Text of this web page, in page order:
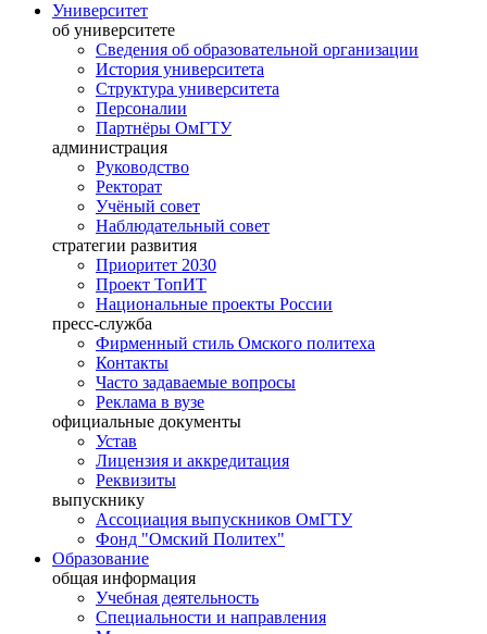
Университет
об университете
Сведения об образовательной организации
История университета
Структура университета
Персоналии
Партнёры ОмГТУ
администрация
Руководство
Ректорат
Учёный совет
Наблюдательный совет
стратегии развития
Приоритет 2030
Проект ТопИТ
Национальные проекты России
пресс-служба
Фирменный стиль Омского политеха
Контакты
Часто задаваемые вопросы
Реклама в вузе
официальные документы
Устав
Лицензия и аккредитация
Реквизиты
выпускнику
Ассоциация выпускников ОмГТУ
Фонд "Омский Политех"
Образование
общая информация
Учебная деятельность
Специальности и направления